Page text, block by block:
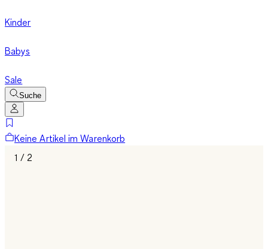
Kinder
Babys
Sale
Suche
Keine Artikel im Warenkorb
1 / 2